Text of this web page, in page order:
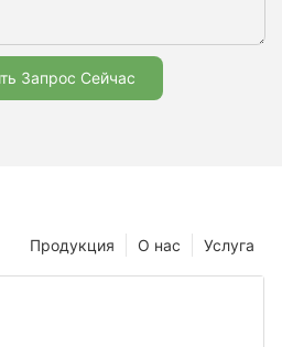
Запрос Сейчас
Услуга
О нас
Продукция